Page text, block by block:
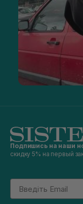
Подпишись на наши
скидку 5% на первый
Email